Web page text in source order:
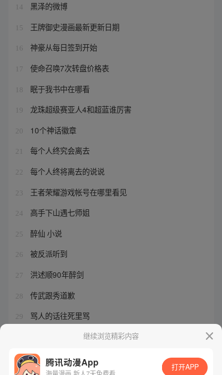
14 黑泽的微博
15 王牌御史漫画最新更新日期
16 神豪从每日签到开始
17 使命召唤7次转盘价格表
18 眠于我书中在哪看
19 龙珠超级赛亚人4和超蓝谁厉害
20 10个神话徽章
21 每个人终究会离去
22 每个人终将离去的说说
23 王者荣耀游戏帐号在哪里看见
24 高手下山遇七师姐
25 醉仙 小说
26 被反派听到
27 洪述顺90年醉剑
28 传武跟秀道歉
29 骂人的话往死里骂
王牌御史阎姐时装继续浏览精彩内容
腾讯动漫App 打开APP